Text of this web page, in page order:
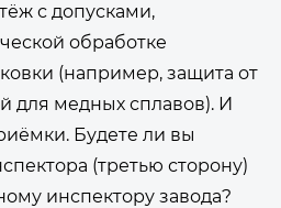
с допусками,
обработке
(например, защита от
для медных сплавов). И
Будете ли вы
(третью сторону)
инспектору завода?